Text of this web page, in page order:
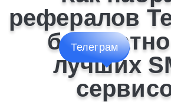
рефералов
лучших
Телеграм